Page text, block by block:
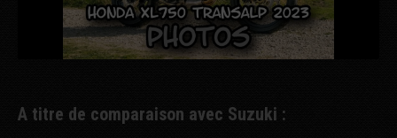
A titre de comparaison avec Suzuki :